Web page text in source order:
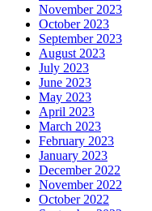
November 2023
October 2023
September 2023
August 2023
July 2023
June 2023
May 2023
April 2023
March 2023
February 2023
January 2023
December 2022
November 2022
October 2022